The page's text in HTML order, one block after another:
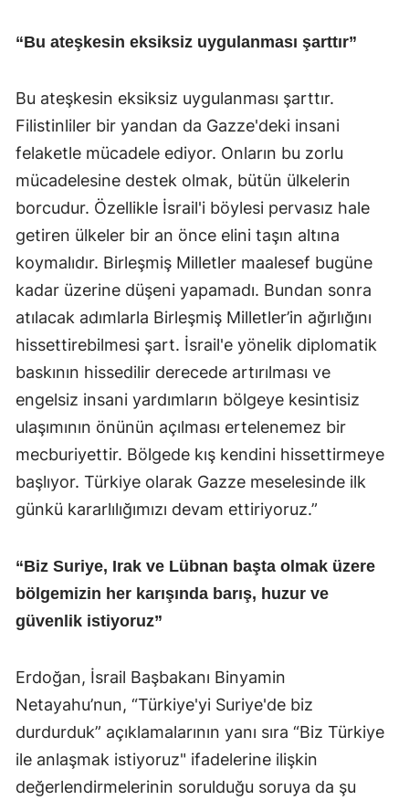
“Bu ateşkesin eksiksiz uygulanması şarttır”
Bu ateşkesin eksiksiz uygulanması şarttır.
Filistinliler bir yandan da Gazze'deki insani
felaketle mücadele ediyor. Onların bu zorlu
mücadelesine destek olmak, bütün ülkelerin
borcudur. Özellikle İsrail'i böylesi pervasız hale
getiren ülkeler bir an önce elini taşın altına
koymalıdır. Birleşmiş Milletler maalesef bugüne
kadar üzerine düşeni yapamadı. Bundan sonra
atılacak adımlarla Birleşmiş Milletler’in ağırlığını
hissettirebilmesi şart. İsrail'e yönelik diplomatik
baskının hissedilir derecede artırılması ve
engelsiz insani yardımların bölgeye kesintisiz
ulaşımının önünün açılması ertelenemez bir
mecburiyettir. Bölgede kış kendini hissettirmeye
başlıyor. Türkiye olarak Gazze meselesinde ilk
günkü kararlılığımızı devam ettiriyoruz.”
“Biz Suriye, Irak ve Lübnan başta olmak üzere
bölgemizin her karışında barış, huzur ve
güvenlik istiyoruz”
Erdoğan, İsrail Başbakanı Binyamin
Netayahu’nun, “Türkiye'yi Suriye'de biz
durdurduk” açıklamalarının yanı sıra “Biz Türkiye
ile anlaşmak istiyoruz" ifadelerine ilişkin
değerlendirmelerinin sorulduğu soruya da şu